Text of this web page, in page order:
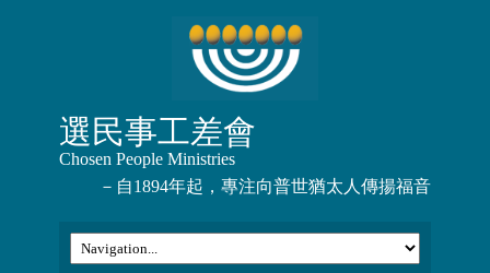
選民事工差會
Chosen People Ministries
－自1894年起，專注向普世猶太人傳揚福音